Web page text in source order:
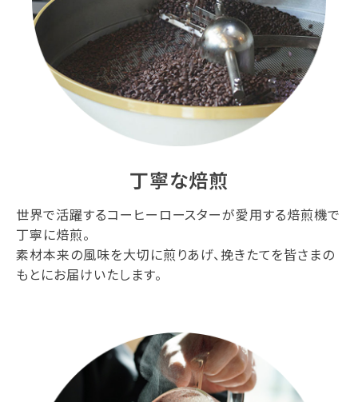
丁寧な焙煎
世界で活躍するコーヒーロースターが愛用する焙煎機で
丁寧に焙煎。
素材本来の風味を大切に煎りあげ、挽きたてを皆さまの
もとにお届けいたします。